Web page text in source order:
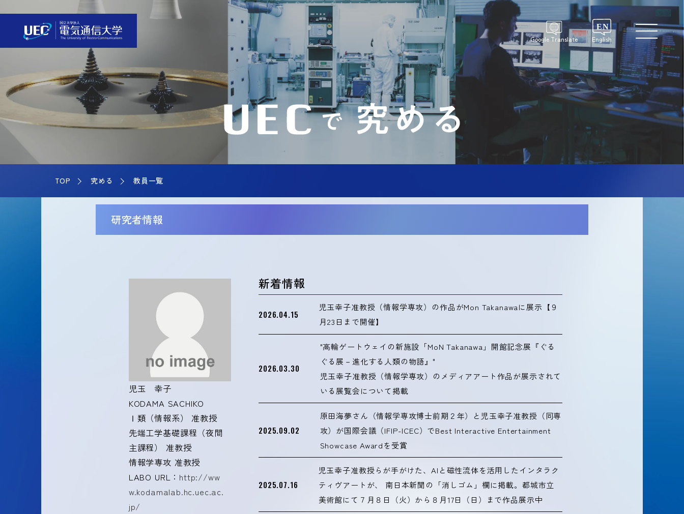
Google Translate English
TOP 究める 教員一覧
研究者情報
児玉 幸子
KODAMA SACHIKO
Ⅰ類（情報系） 准教授
先端工学基礎課程（夜間
主課程） 准教授
情報学専攻 准教授
LABO URL： http://ww
w.kodamalab.hc.uec.ac.
jp/
新着情報
2026.04.15
児玉幸子准教授（情報学専攻）の作品がMon Takanawaに展示【９
月23日まで開催】
2026.03.30
"高輪ゲートウェイの新施設「MoN Takanawa」開館記念展『ぐる
ぐる展－進化する人類の物語』"
児玉幸子准教授（情報学専攻）のメディアアート作品が展示されて
いる展覧会について掲載
2025.09.02
原田海夢さん（情報学専攻博士前期２年）と児玉幸子准教授（同専
攻）が国際会議（IFIP-ICEC）でBest Interactive Entertainment
Showcase Awardを受賞
2025.07.16
児玉幸子准教授らが手がけた、AIと磁性流体を活用したインタラク
ティヴアートが、 南日本新聞の「消しゴム」欄に掲載。都城市立
美術館にて７月８日（火）から８月17日（日）まで作品展示中